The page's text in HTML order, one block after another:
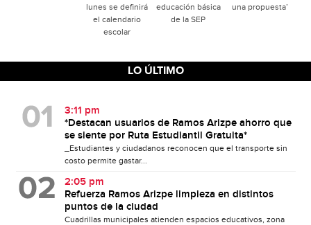
lunes se definirá
el calendario
escolar
educación básica
de la SEP
una propuesta’
LO ÚLTIMO
3:11 pm
*Destacan usuarios de Ramos Arizpe ahorro que
se siente por Ruta Estudiantil Gratuita*
_Estudiantes y ciudadanos reconocen que el transporte sin
costo permite gastar...
2:05 pm
Refuerza Ramos Arizpe limpieza en distintos
puntos de la ciudad
Cuadrillas municipales atienden espacios educativos, zona